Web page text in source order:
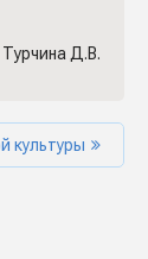
Д.В.
культуры